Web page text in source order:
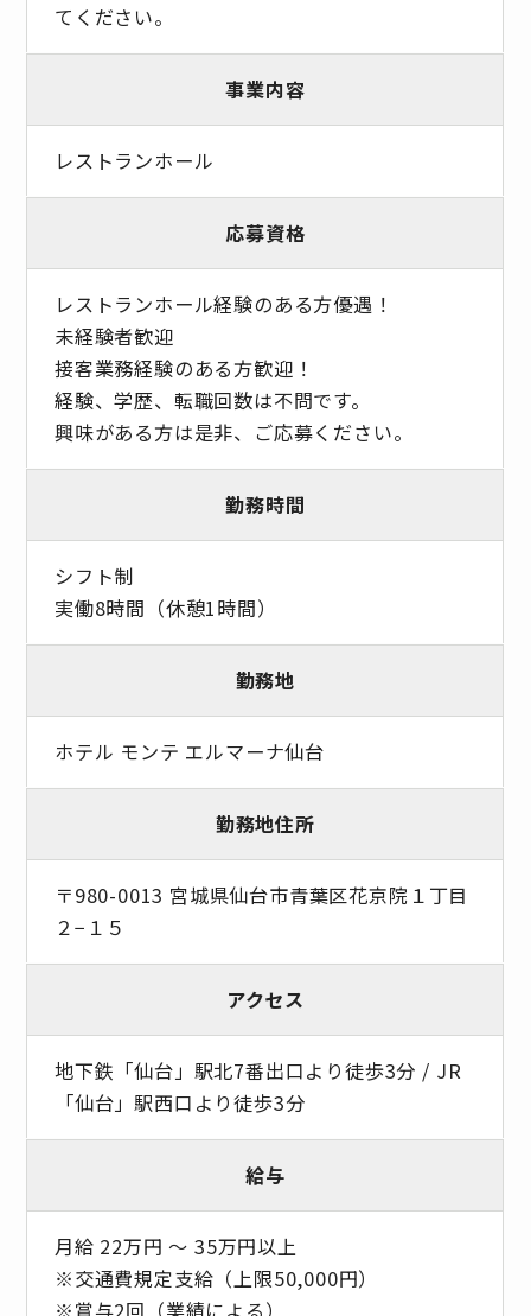
てください。
事業内容
レストランホール
応募資格
レストランホール経験のある方優遇！
未経験者歓迎
接客業務経験のある方歓迎！
経験、学歴、転職回数は不問です。
興味がある方は是非、ご応募ください。
勤務時間
シフト制
実働8時間（休憩1時間）
勤務地
ホテル モンテ エルマーナ仙台
勤務地住所
〒980-0013 宮城県仙台市青葉区花京院１丁目
２−１５
アクセス
地下鉄「仙台」駅北7番出口より徒歩3分 / JR
「仙台」駅西口より徒歩3分
給与
月給 22万円 〜 35万円以上
※交通費規定支給（上限50,000円）
※賞与2回（業績による）